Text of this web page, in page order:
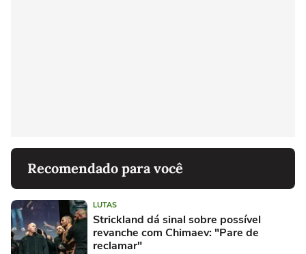
Recomendado para você
LUTAS
Strickland dá sinal sobre possível
revanche com Chimaev: "Pare de
reclamar"